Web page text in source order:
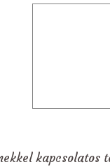
kapcsolatos